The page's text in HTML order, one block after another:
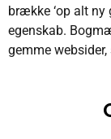
brække ‘op alt ny
egenskab.
gemme